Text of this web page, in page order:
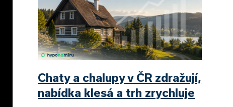
Chaty a chalupy v ČR zdražují,
nabídka klesá a trh zrychluje